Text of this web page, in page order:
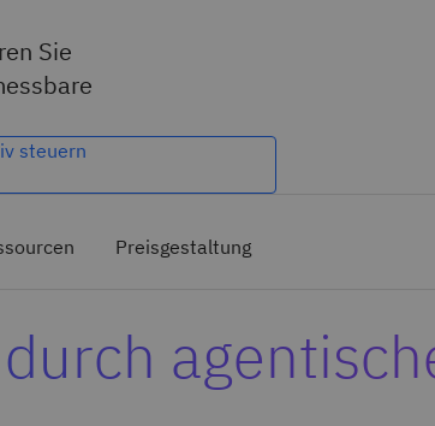
Sie
steuern​
Preisgestaltung